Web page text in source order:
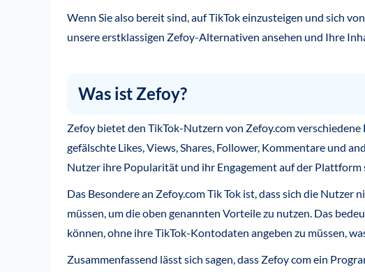
Wenn Sie also bereit sind, auf TikTok einzusteigen und sich
unsere erstklassigen Zefoy-Alternativen ansehen und Ihre
Was ist Zefoy?
Zefoy bietet den TikTok-Nutzern von Zefoy.com
gefälschte Likes, Views, Shares, Follower, Kommentare und
Nutzer ihre Popularität und ihr Engagement auf der Plattform
Das Besondere an Zefoy.com Tik Tok ist, dass sich die
müssen, um die oben genannten Vorteile zu nutzen. Das
können, ohne ihre TikTok-Kontodaten angeben zu müssen,
Zusammenfassend lässt sich sagen, dass Zefoy com ein